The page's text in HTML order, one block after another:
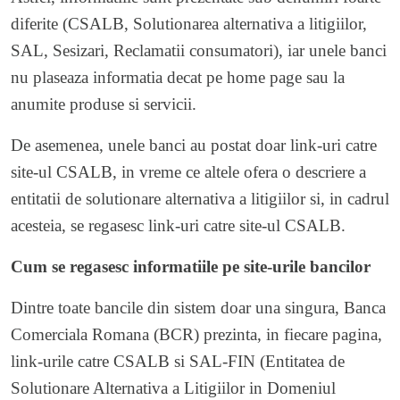
diferite (CSALB, Solutionarea alternativa a litigiilor,
SAL, Sesizari, Reclamatii consumatori), iar unele banci
nu plaseaza informatia decat pe home page sau la
anumite produse si servicii.
De asemenea, unele banci au postat doar link-uri catre
site-ul CSALB, in vreme ce altele ofera o descriere a
entitatii de solutionare alternativa a litigiilor si, in cadrul
acesteia, se regasesc link-uri catre site-ul CSALB.
Cum se regasesc informatiile pe site-urile bancilor
Dintre toate bancile din sistem doar una singura, Banca
Comerciala Romana (BCR) prezinta, in fiecare pagina,
link-urile catre CSALB si SAL-FIN (Entitatea de
Solutionare Alternativa a Litigiilor in Domeniul